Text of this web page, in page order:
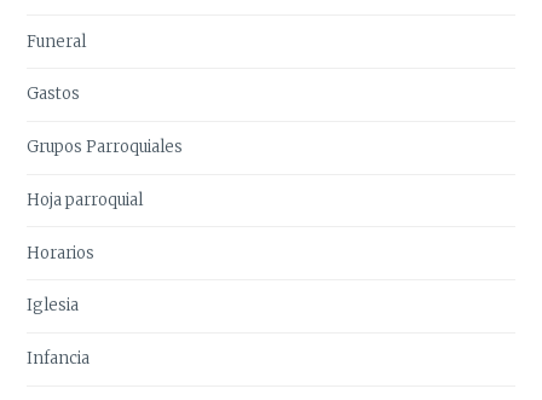
Funeral
Gastos
Grupos Parroquiales
Hoja parroquial
Horarios
Iglesia
Infancia